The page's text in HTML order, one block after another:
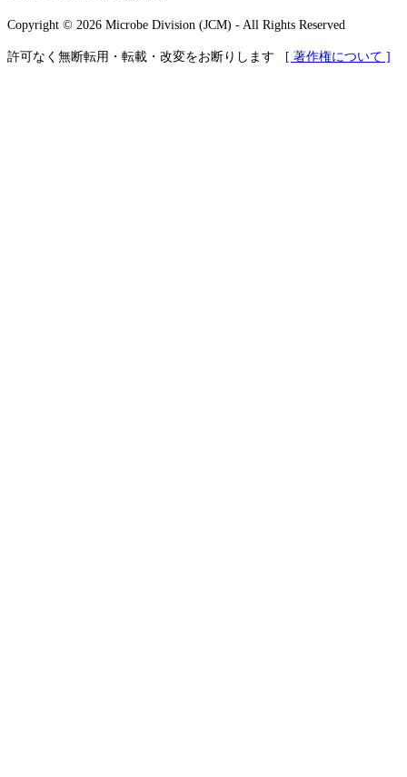
Copyright © 2026 Microbe Division (JCM) - All Rights Reserved
許可なく無断転用・転載・改変をお断りします [ 著作権について ]